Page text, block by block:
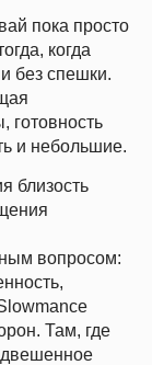
пока просто
когда
без спешки.
готовность
и небольшие.
близость
вопросом:
Там, где